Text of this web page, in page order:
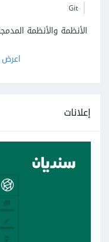
Git
الأنظمة والأنظمة
إعلانات